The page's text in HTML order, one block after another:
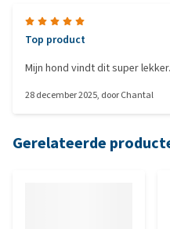
Top product
Mijn hond vindt dit super lekker.
28 december 2025, doorChantal
Gerelateerde